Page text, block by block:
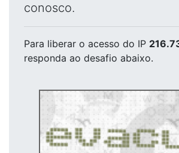
conosco.
Para liberar o acesso do IP
responda ao desafio abaixo.